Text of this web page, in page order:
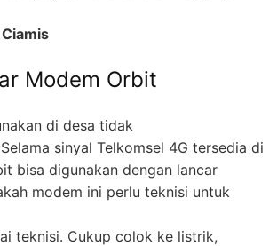
Ciamis
Modem Orbit
di desa tidak
sinyal Telkomsel 4G tersedia di
bisa digunakan dengan lancar
modem ini perlu teknisi untuk
teknisi. Cukup colok ke listrik,